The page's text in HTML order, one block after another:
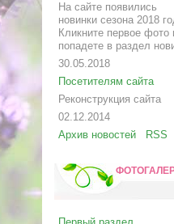
На сайте появились
новинки сезона 2018
Кликните первое фото
попадете в раздел
30.05.2018
Посетителям сайта
Реконструкция сайта
02.12.2014
Архив новостей
RSS